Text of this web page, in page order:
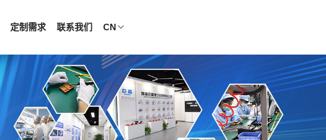
定制需求 联系我们 CN